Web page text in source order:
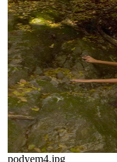
podyem4.jpg